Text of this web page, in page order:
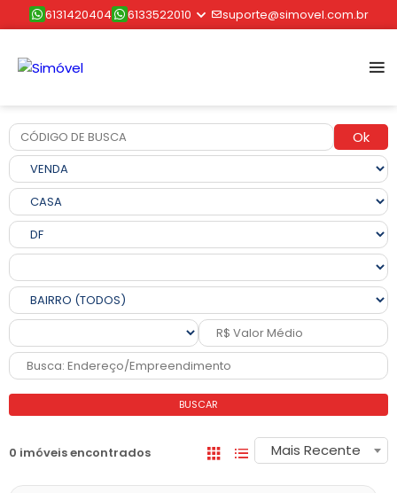
6131420404 6133522010 suporte@simovel.com.br
Ok
BUSCAR
0 imóveis encontrados Mais Recente